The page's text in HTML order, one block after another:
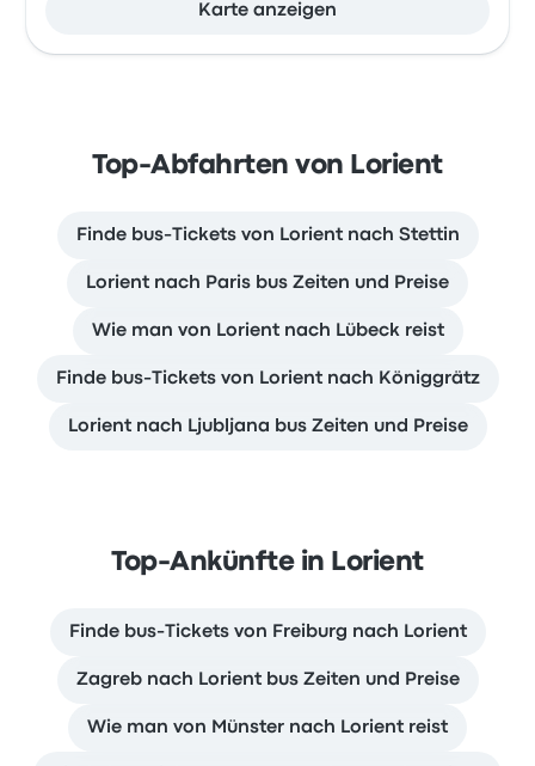
Karte anzeigen
Top-Abfahrten von Lorient
Finde bus-Tickets von Lorient nach Stettin
Lorient nach Paris bus Zeiten und Preise
Wie man von Lorient nach Lübeck reist
Finde bus-Tickets von Lorient nach Königgrätz
Lorient nach Ljubljana bus Zeiten und Preise
Top-Ankünfte in Lorient
Finde bus-Tickets von Freiburg nach Lorient
Zagreb nach Lorient bus Zeiten und Preise
Wie man von Münster nach Lorient reist